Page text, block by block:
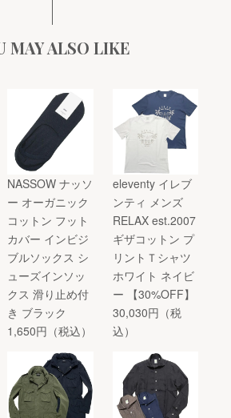
MAY ALSO LIKE
NASSOW ナッソ
ー オーガニック
コットン フット
カバー インビジ
ブルソックス シ
ューズインソッ
クス 滑り止め付
き ブラック
1,650円（税込）
eleventy イレブ
ンティ メンズ
RELAX est.2007
ギザコットン プ
リントＴシャツ
ホワイト ネイビ
ー 【30%OFF】
30,030円（税
込）